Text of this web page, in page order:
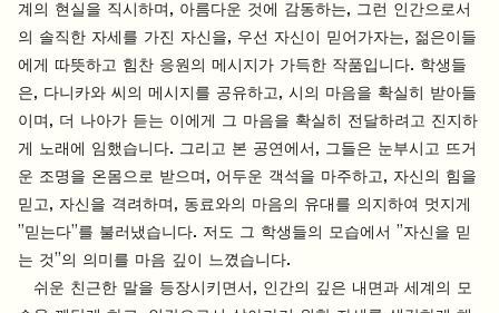
계의 현실을 직시하며, 아름다운 것에 감동하는, 그런 인간으로서
의 솔직한 자세를 가진 자신을, 우선 자신이 믿어가자는, 젊은이들
에게 따뜻하고 힘찬 응원의 메시지가 가득한 작품입니다. 학생들
은, 다니카와 씨의 메시지를 공유하고, 시의 마음을 확실히 받아들
이며, 더 나아가 듣는 이에게 그 마음을 확실히 전달하려고 진지하
게 노래에 임했습니다. 그리고 본 공연에서, 그들은 눈부시고 뜨거
운 조명을 온몸으로 받으며, 어두운 객석을 마주하고, 자신의 힘을
믿고, 자신을 격려하며, 동료와의 마음의 유대를 의지하여 멋지게
"믿는다"를 불러냈습니다. 저도 그 학생들의 모습에서 "자신을 믿
는 것"의 의미를 마음 깊이 느꼈습니다.
쉬운 친근한 말을 등장시키면서, 인간의 깊은 내면과 세계의 모